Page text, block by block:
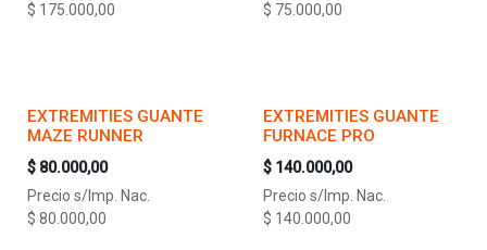
$ 175.000,00
$ 75.000,00
EXTREMITIES GUANTE
MAZE RUNNER
$ 80.000,00
Precio s/Imp. Nac.
$ 80.000,00
EXTREMITIES GUANTE
FURNACE PRO
$ 140.000,00
Precio s/Imp. Nac.
$ 140.000,00